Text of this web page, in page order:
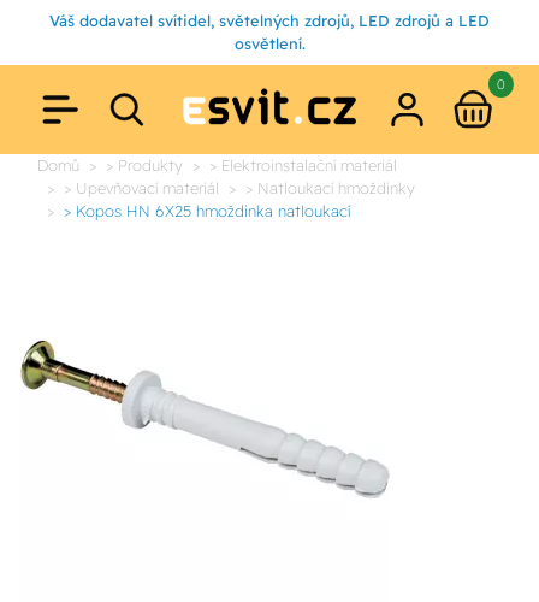
Váš dodavatel svítidel, světelných zdrojů, LED zdrojů a LED
osvětlení.
0
Domů > Produkty
> Elektroinstalační materiál
> Upevňovací materiál
> Natloukací hmoždinky
> Kopos HN 6X25 hmoždinka natloukací